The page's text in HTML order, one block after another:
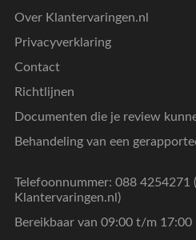
Over Klantervaringen.nl
Privacyverklaring
Contact
Richtlijnen
Documenten die je review
Behandeling van een
Telefoonnummer: 088 4254271
Klantervaringen.nl)
Bereikbaar van 09:00 t/m 17:00